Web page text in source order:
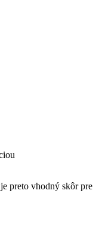
preto vhodný skôr pre